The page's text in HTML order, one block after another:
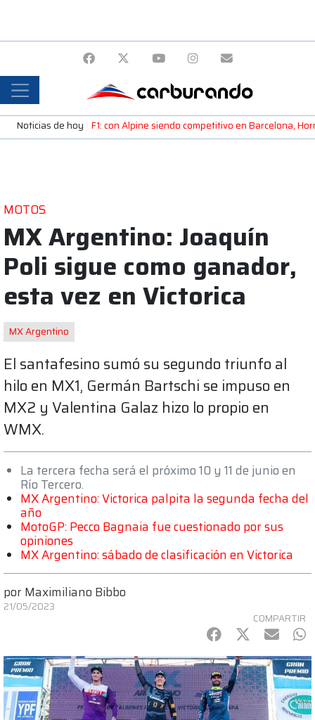
Noticias de hoy F1: con Alpine siendo competitivo en Barcelona,
MOTOS
MX Argentino: Joaquín
Poli sigue como ganador,
esta vez en Victorica
MX Argentino
El santafesino sumó su segundo triunfo al
hilo en MX1, Germán Bartschi se impuso en
MX2 y Valentina Galaz hizo lo propio en
WMX.
La tercera fecha será el próximo 10 y 11 de junio en
Río Tercero.
MX Argentino: Victorica palpita la segunda fecha del
año
MotoGP: Pecco Bagnaia fue cuestionado por sus
opiniones
MX Argentino: sábado de clasificación en Victorica
por Maximiliano Bibbo
21/05/2023
COMPARTIR
Facebook
Twitter
mail